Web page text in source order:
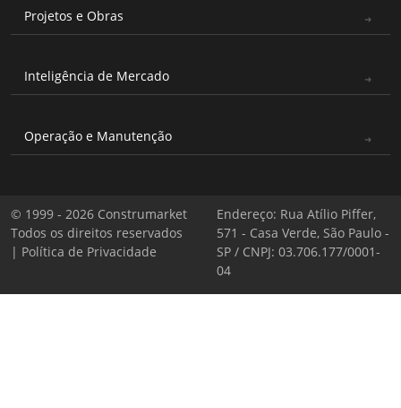
Projetos e Obras
Inteligência de Mercado
Operação e Manutenção
© 1999 - 2026 Construmarket
Todos os direitos reservados
| Política de Privacidade
Endereço: Rua Atílio Piffer,
571 - Casa Verde, São Paulo -
SP / CNPJ: 03.706.177/0001-
04